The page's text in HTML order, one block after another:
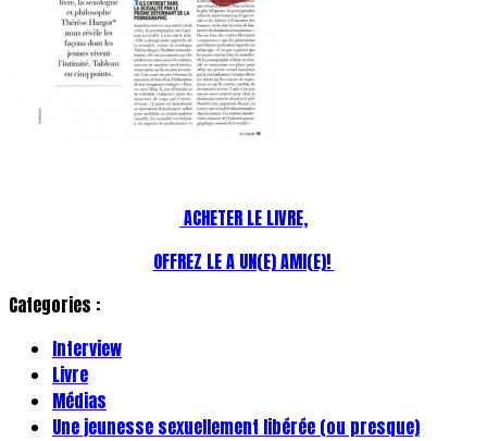
ACHETER LE LIVRE,
OFFREZ LE A UN(E) AMI(E)!
Categories :
Interview
Livre
Médias
Une jeunesse sexuellement libérée (ou presque)